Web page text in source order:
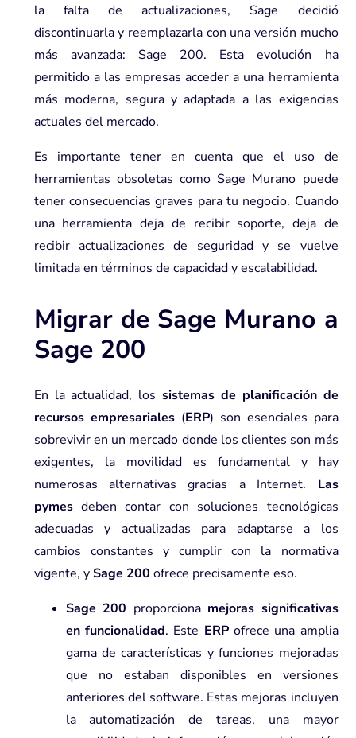
la falta de actualizaciones, Sage decidió
discontinuarla y reemplazarla con una versión mucho
más avanzada: Sage 200. Esta evolución ha
permitido a las empresas acceder a una herramienta
más moderna, segura y adaptada a las exigencias
actuales del mercado.
Es importante tener en cuenta que el uso de
herramientas obsoletas como Sage Murano puede
tener consecuencias graves para tu negocio. Cuando
una herramienta deja de recibir soporte, deja de
recibir actualizaciones de seguridad y se vuelve
limitada en términos de capacidad y escalabilidad.
Migrar de Sage Murano a
Sage 200
En la actualidad, lossistemas de planificación de
recursos empresariales(ERP) son esenciales para
sobrevivir en un mercado donde los clientes son más
exigentes, la movilidad es fundamental y hay
numerosas alternativas gracias a Internet. Las
pymesdeben contar con soluciones tecnológicas
adecuadas y actualizadas para adaptarse a los
cambios constantes y cumplir con la normativa
vigente, ySage 200 ofrece precisamente eso.
Sage 200 proporcionamejoras significativas
en funcionalidad. Este ERPofrece una amplia
gama de características y funciones mejoradas
que no estaban disponibles en versiones
anteriores del software. Estas mejoras incluyen
la automatización de tareas, una mayor